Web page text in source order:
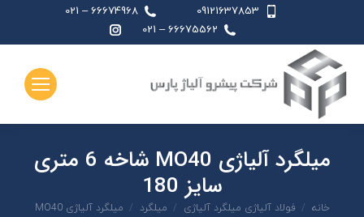
09121637853
66674968 – 021
66675562 – 021
page
میلگرد آلیاژی MO40 شاخه 6 متری
سایز 180
شما اینجا هستید:
خانه فولاد آلیاژی میلگرد آلیاژی میلگرد
میلگرد آلیاژی MO40